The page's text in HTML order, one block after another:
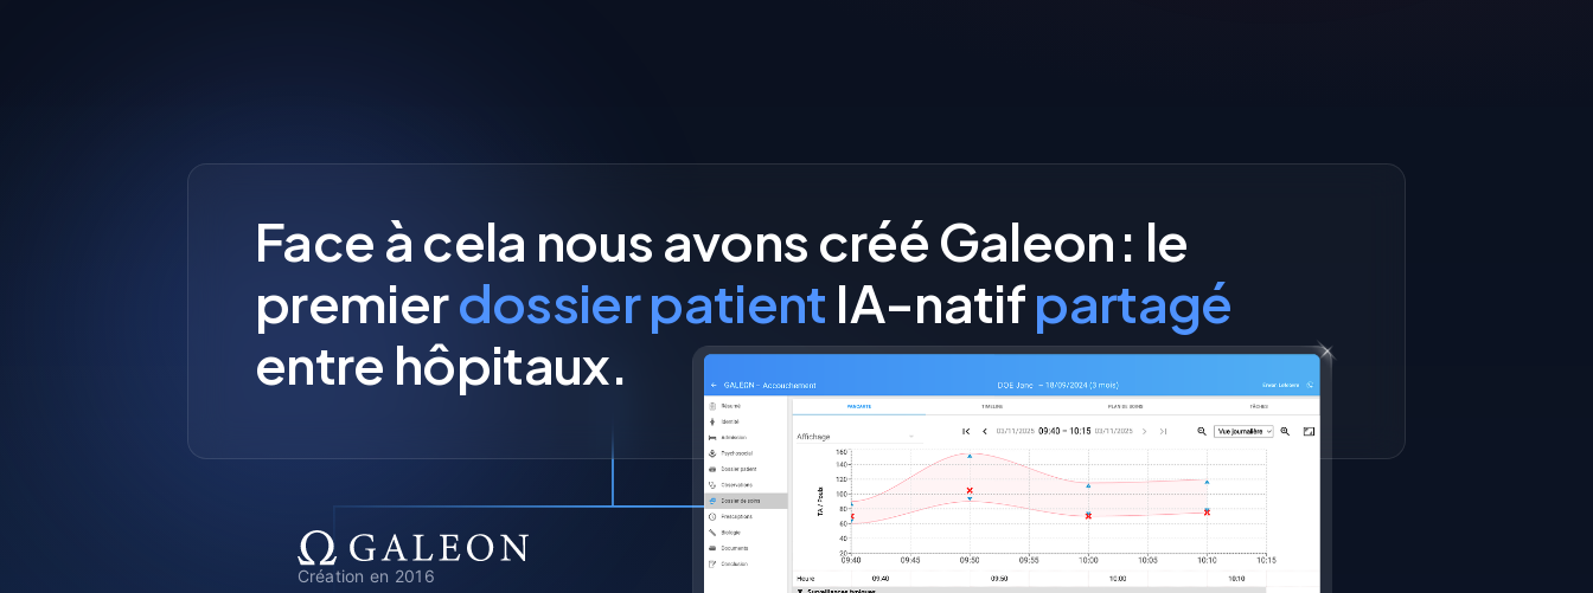
Face à cela nous avons créé Galeon : le
premierdossier patient IA-natifpartagé
entre hôpitaux.
Création en 2016